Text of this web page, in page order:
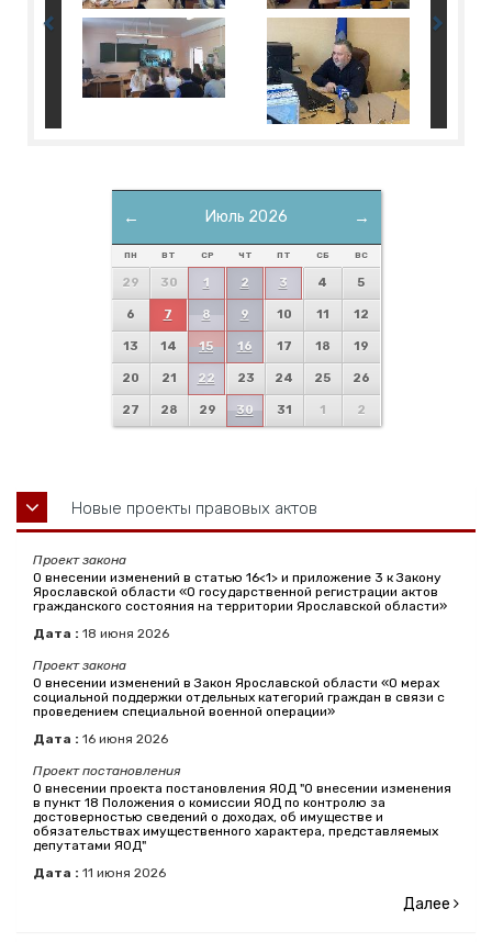
← →
Июль 2026
ПН ВТ СР ЧТ ПТ СБ ВС
29 30 1 2 3 4 5
6 7 8 9 10 11 12
13 14 15 16 17 18 19
20 21 22 23 24 25 26
27 28 29 30 31 1 2
Новые проекты правовых актов
Проект закона
О внесении изменений в статью 16<1> и приложение 3 к Закону
Ярославской области «О государственной регистрации актов
гражданского состояния на территории Ярославской области»
Дата : 18 июня 2026
Проект закона
О внесении изменений в Закон Ярославской области «О мерах
социальной поддержки отдельных категорий граждан в связи с
проведением специальной военной операции»
Дата : 16 июня 2026
Проект постановления
О внесении проекта постановления ЯОД "О внесении изменения
в пункт 18 Положения о комиссии ЯОД по контролю за
достоверностью сведений о доходах, об имуществе и
обязательствах имущественного характера, представляемых
депутатами ЯОД"
Дата : 11 июня 2026
Далее